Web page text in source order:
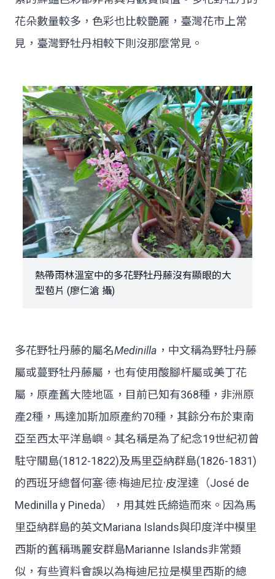
花朵數量較多，色彩也比較艷麗，臺灣花市上常
見，臺灣野牡丹相較下則沒那麼常見。
熱帶雨林溫室中的多花野牡丹藤沒有顯眼的大
型苞片 (廖仁滄 攝)
多花野牡丹藤的屬名Medinilla ，中文稱為野牡丹藤
屬或蔓野牡丹藤屬，也有使用酸腳杆屬或美丁花
屬，原產舊大陸地區，目前已知有368種，非洲原
產2種，馬達加斯加原產約70種，其餘分布於東南
亞至西太平洋島嶼。其名稱是為了紀念19世紀初曾
駐守關島(1812-1822)及馬里亞納群島(1826-1831)
的西班牙總督何塞·德·梅迪尼拉·皮涅達（José de
Medinilla y Pineda），用其姓氏締造而來。因為馬
里亞納群島的英文Mariana Islands與印度洋中模里
西斯的舊稱瑪麗安群島Marianne Islands非常類
似，有些資料會誤以為梅迪尼拉是模里西斯的總